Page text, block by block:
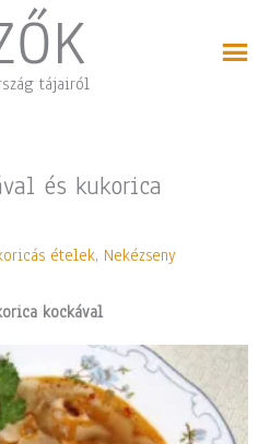
tájairól
és kukorica
ételek, Nekézseny
kockával